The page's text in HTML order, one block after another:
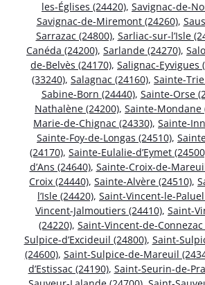
les-Églises (24420), Savignac-de-
Savignac-de-Miremont (24260),
Sarrazac (24800), Sarliac-sur-l’Isle
Canéda (24200), Sarlande (24270),
de-Belvès (24170), Salignac-Eyvigues
(33240), Salagnac (24160), Sainte-
Sabine-Born (24440), Sainte-Orse
Nathalène (24200), Sainte-Mondane
Marie-de-Chignac (24330), Sainte-
Sainte-Foy-de-Longas (24510),
(24170), Sainte-Eulalie-d’Eymet
d’Ans (24640), Sainte-Croix-de-
Croix (24440), Sainte-Alvère (24510),
l’Isle (24420), Saint-Vincent-le-
Vincent-Jalmoutiers (24410), Saint-
(24220), Saint-Vincent-de-Connezac
Sulpice-d’Excideuil (24800), Saint-
(24600), Saint-Sulpice-de-Mareuil
d’Estissac (24190), Saint-Seurin-de-